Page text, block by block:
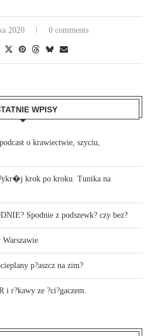
2020 0 comments
WPISY
o krawiectwie, szyciu,
krok po kroku. Tunika na
Spodnie z podszewk? czy bez?
p?aszcz na zim?
r?kawy ze ?ci?gaczem.